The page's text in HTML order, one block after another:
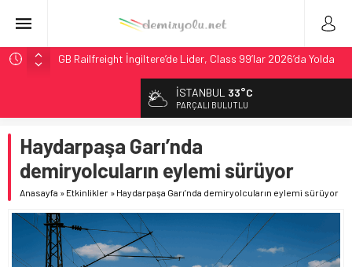
GB Railfreight İngiltere’de Lider, Class 99’lar 2026’da Yolda
İngiltere Demiryolunda Tarihi Entegrasyon: GBR Anglia
Malezya Havayolları, TGV ile 28 Fransız Şehrine Tek Bilet
ÖBB ve RFI’dan Brenner’da 15 Günlük Bakım: Tren Seferleri
Duruyor
DB Modernizasyon Programı: 70. İstasyona Ulaşıldı
İSTANBUL 33°C
PARÇALI BULUTLU
Haydarpaşa Garı’nda
demiryolcuların eylemi sürüyor
Anasayfa » Etkinlikler » Haydarpaşa Garı’nda demiryolcuların eylemi sürüyor